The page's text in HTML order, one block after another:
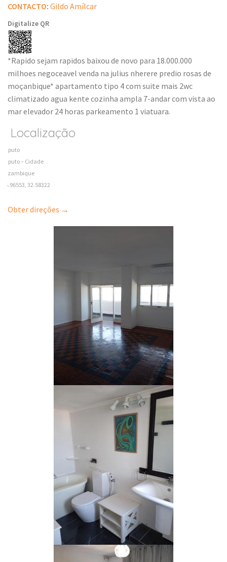
CONTACTO: Gildo Amílcar
Digitalize QR
*Rapido sejam rapidos baixou de novo para 18.000.000
milhoes negoceavel venda na julius nherere predio rosas de
moçanbique* apartamento tipo 4 com suite mais 2wc
climatizado agua kente cozinha ampla 7-andar com vista ao
mar elevador 24 horas parkeamento 1 viatuara.
Localização
Maputo
Maputo – Cidade
Mozambique
-25.96553, 32.58322
Obter direções →